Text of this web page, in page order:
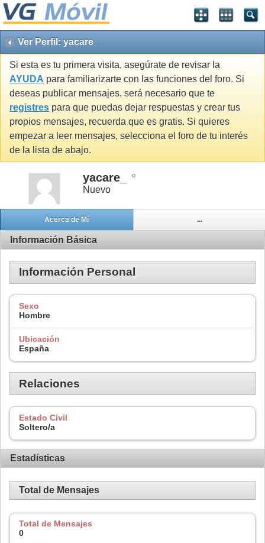
Ver Perfil: yacare_
Si esta es tu primera visita, asegúrate de revisar la
AYUDA para familiarizarte con las funciones del foro. Si
deseas publicar mensajes, será necesario que te
registres para que puedas dejar respuestas y crear tus
propios mensajes, recuerda que es gratis. Si quieres
empezar a leer mensajes, selecciona el foro de tu interés
de la lista de abajo.
yacare_
Nuevo
Acerca de Mí ...
Información Básica
Información Personal
Sexo
Hombre
Ubicación
España
Relaciones
Estado Civil
Soltero/a
Estadísticas
Total de Mensajes
Total de Mensajes
0